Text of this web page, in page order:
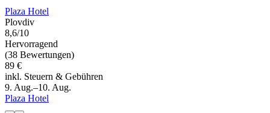
Plaza Hotel
Plovdiv
8,6/10
Hervorragend
(38 Bewertungen)
89 €
inkl. Steuern & Gebühren
9. Aug.–10. Aug.
Plaza Hotel